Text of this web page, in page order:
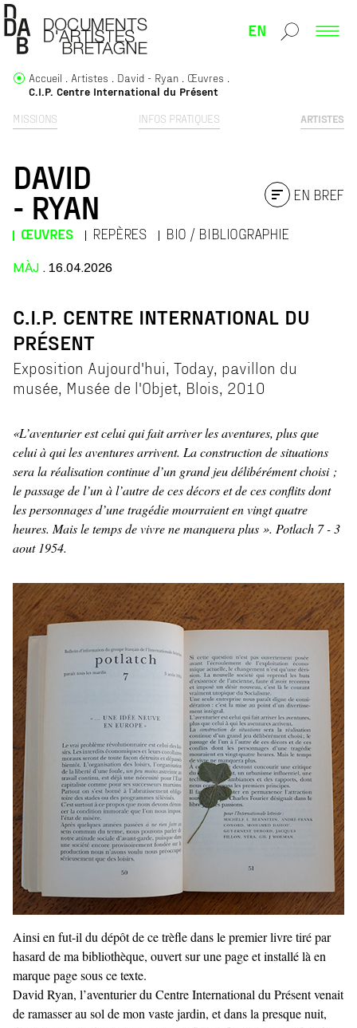
EN
MISSIONS INFOS PRATIQUES ARTISTES
Accueil Artistes David - Ryan
Œuvres
C.I.P. Centre International du Présent
DAVID
- RYAN
ŒUVRES REPÈRES BIO / BIBLIOGRAPHIE
EN BREF
MÀJ . 16.04.2026
C.I.P. CENTRE INTERNATIONAL DU
PRÉSENT
Exposition Aujourd'hui, Today, pavillon du
musée, Musée de l'Objet, Blois, 2010
«L’aventurier est celui qui fait arriver les aventures, plus que
celui à qui les aventures arrivent. La construction de situations
sera la réalisation continue d’un grand jeu délibérément choisi ;
le passage de l’un à l’autre de ces décors et de ces conflits dont
les personnages d’une tragédie mourraient en vingt quatre
heures. Mais le temps de vivre ne manquera plus ». Potlach 7 - 3
aout 1954.
Ainsi en fut-il du dépôt de ce trèfle dans le premier livre tiré par
hasard de ma bibliothèque, ouvert sur une page et installé là en
marque page sous ce texte.
David Ryan, l’aventurier du Centre International du Présent venait
de ramasser au sol de mon vaste jardin, et dans la presque nuit,